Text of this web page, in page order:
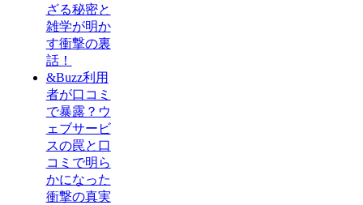
ざる秘密と
雑学が明か
す衝撃の裏
話！
&Buzz利用
者が口コミ
で暴露？ウ
ェブサービ
スの罠と口
コミで明ら
かになった
衝撃の真実